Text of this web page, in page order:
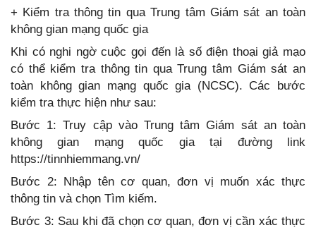
+ Kiểm tra thông tin qua Trung tâm Giám sát an toàn
không gian mạng quốc gia
Khi có nghi ngờ cuộc gọi đến là số điện thoại giả mạo
có thể kiểm tra thông tin qua Trung tâm Giám sát an
toàn không gian mạng quốc gia (NCSC). Các bước
kiểm tra thực hiện như sau:
Bước 1: Truy cập vào Trung tâm Giám sát an toàn
không gian mạng quốc gia tại đường link
https://tinnhiemmang.vn/
Bước 2: Nhập tên cơ quan, đơn vị muốn xác thực
thông tin và chọn Tìm kiếm.
Bước 3: Sau khi đã chọn cơ quan, đơn vị cần xác thực